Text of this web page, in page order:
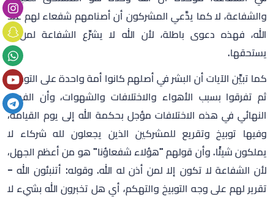
والشفاعة، لا كما يدَّعي المشركون أن أصنامهم شفعاء لهم عند
الله، فهذه دعوى باطلة، لأن الله لا يشرِّع الشفاعة لمن لا
يستحقها.
كما تبيِّن الآيات أن البشر في أصلهم كانوا أمة واحدة على التوحيد،
ثم تفرقوا بسبب الأهواء والاختلافات والشهوات، وأن الفصل
النهائي في هذه الاختلافات مؤجل بحكمة الله إلى يوم القيامة،
وفيها توبيخ وتقريع للمشركين الذين يجعلون لله شركاء لا
يملكون شيئًا. وأن قولهم "هؤلاء شفعاؤنا" هو من أعظم الجهل،
لأن الشفاعة لا تكون إلا لمن أذن له الله. وقوله: أتنبئون الله -
تقرير لهم على وجه التوبيخ والتهكم، أي هل تخبرون الله بشيء لا